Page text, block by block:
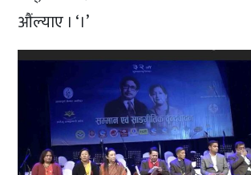
औंल्याए । ‘।’